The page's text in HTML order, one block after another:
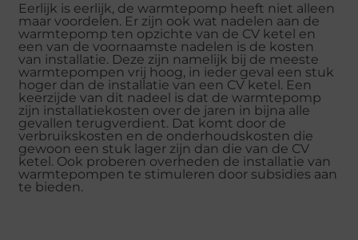
Eerlijk is eerlijk, de warmtepomp heeft niet alleen
maar voordelen. Er zijn ook wat nadelen aan de
warmtepomp ten opzichte van de CV ketel en
een van de voornaamste nadelen is de kosten
van installatie. Deze zijn namelijk bij de meeste
warmtepompen vrij hoog, in ieder geval een stuk
hoger dan de installatie van een CV ketel. Een
keerzijde van dit nadeel is dat de warmtepomp
zijn installatiekosten over de jaren in bijna alle
gevallen terugverdient. Dat komt door de
verbruikskosten en de onderhoudskosten die
gewoon een stuk lager zijn dan die van de CV
ketel. Ook proberen overheden de installatie van
warmtepompen te stimuleren door subsidies aan
te bieden.